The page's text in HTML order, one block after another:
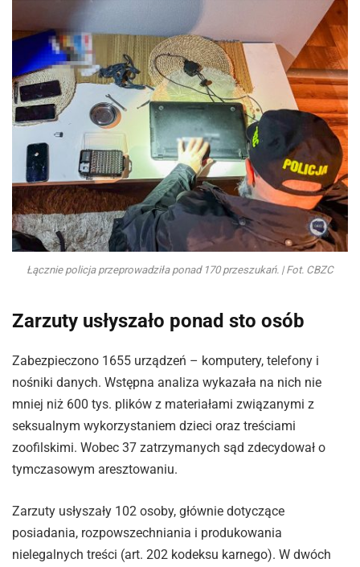
Łącznie policja przeprowadziła ponad 170 przeszukań. | Fot. CBZC
Zarzuty usłyszało ponad sto osób
Zabezpieczono 1655 urządzeń – komputery, telefony i
nośniki danych. Wstępna analiza wykazała na nich nie
mniej niż 600 tys. plików z materiałami związanymi z
seksualnym wykorzystaniem dzieci oraz treściami
zoofilskimi. Wobec 37 zatrzymanych sąd zdecydował o
tymczasowym aresztowaniu.
Zarzuty usłyszały 102 osoby, głównie dotyczące
posiadania, rozpowszechniania i produkowania
nielegalnych treści (art. 202 kodeksu karnego). W dwóch